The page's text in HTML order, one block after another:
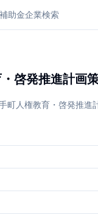
助金企業検索
啓発推進計画
町人権教育・啓発推